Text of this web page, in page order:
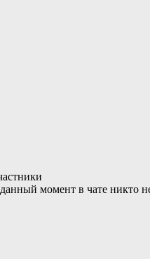
момент в чате никто